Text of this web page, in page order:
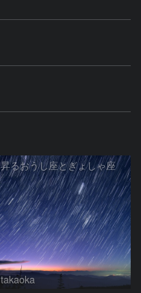
昇るおうし座とぎょしゃ座
takaoka